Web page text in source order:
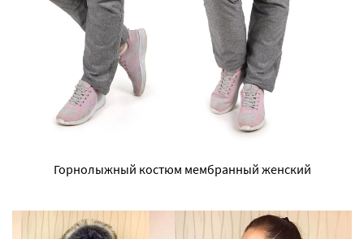
Горнолыжный костюм мембранный женский